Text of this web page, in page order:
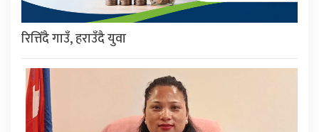
रित्तिँदै गाउँ, हराउँदै युवा